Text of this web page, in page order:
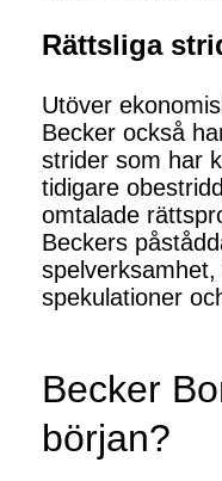
Rättsliga
Utöver
Becker också
strider som har
tidigare
omtalade
Beckers
spelverksamhet,
spekulationer
Becker
början?